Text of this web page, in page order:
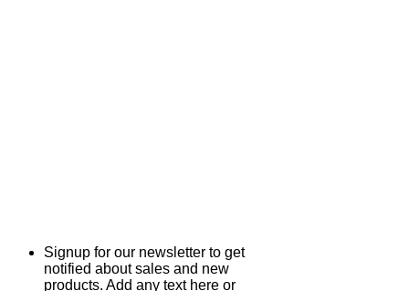
Signup for our newsletter to get
notified about sales and new
products. Add any text here or